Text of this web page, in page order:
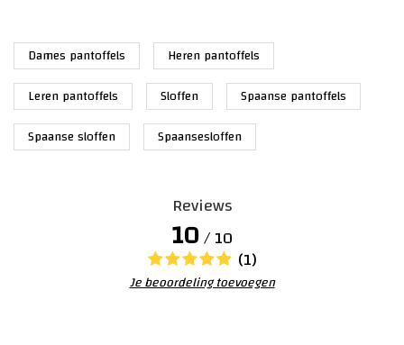
Dames pantoffels
Heren pantoffels
Leren pantoffels
Sloffen
Spaanse pantoffels
Spaanse sloffen
Spaansesloffen
Reviews
10/ 10
(1)
Je beoordeling toevoegen